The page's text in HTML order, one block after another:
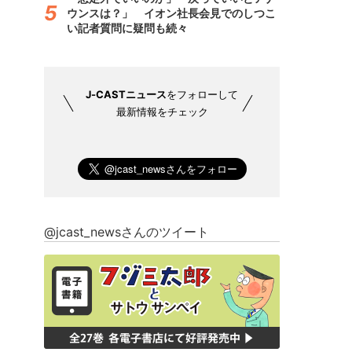
ウンスは？」 イオン社長会見でのしつこ
い記者質問に疑問も続々
J-CASTニュースをフォローして
最新情報をチェック
@jcast_newsさんのツイート